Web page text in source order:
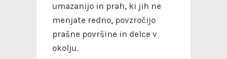
umazanijo in prah, ki jih ne
menjate redno, povzročijo
prašne površine in delce v
okolju.